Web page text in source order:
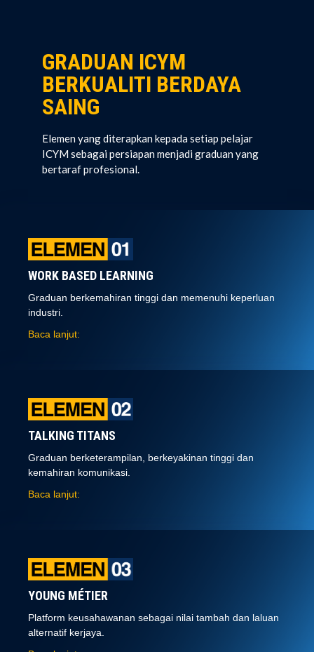
GRADUAN ICYM
BERKUALITI BERDAYA
SAING
Elemen yang diterapkan kepada setiap pelajar
ICYM sebagai persiapan menjadi graduan yang
bertaraf profesional.
WORK BASED LEARNING
Graduan berkemahiran tinggi dan memenuhi keperluan
industri.
Baca lanjut:
TALKING TITANS
Graduan berketerampilan, berkeyakinan tinggi dan
kemahiran komunikasi.
Baca lanjut:
YOUNG MÉTIER
Platform keusahawanan sebagai nilai tambah dan laluan
alternatif kerjaya.